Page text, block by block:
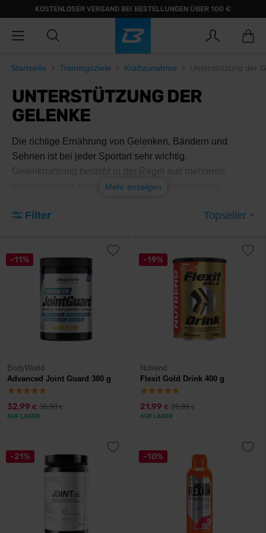
KOSTENLOSER VERSAND BEI BESTELLUNGEN ÜBER 100 €
Startseite Trainingsziele Kraftzunahme Unterstützung der
UNTERSTÜTZUNG DER
GELENKE
Die richtige Ernährung von Gelenken, Bändern und
Sehnen ist bei jeder Sportart sehr wichtig.
Gelenknahrung besteht in der Regel aus mehreren
verschiedenen Komplexen, die die Festigkeit von
Einnahme wird zur Vorbeugung empfohlen, sie sind aber
in verschiedenen Formen erhältlich, von Tabletten,
Kapseln, Getränkepulver bis hin zu flüssiger Form.
Mehr anzeigen
Filter Topseller
-11%
BodyWorld
Advanced Joint Guard 380 g
32,99 € 36,90€
AUF LAGER
-19%
Nutrend
Flexit Gold Drink 400 g
21,99 € 26,99€
AUF LAGER
-21% -10%